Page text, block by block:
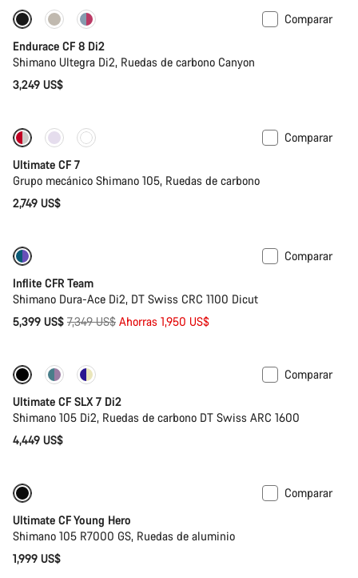
Comparar
Endurace CF 8 Di2
Shimano Ultegra Di2, Ruedas de carbono Canyon
3,249 US$
Comparar
Ultimate CF 7
Grupo mecánico Shimano 105, Ruedas de carbono
2,749 US$
Comparar
Inflite CFR Team
Shimano Dura-Ace Di2, DT Swiss CRC 1100 Dicut
5,399 US$ Precio
7,349 US$ Ahorras 1,950 US$
Comparar
Ultimate CF SLX 7 Di2
Shimano 105 Di2, Ruedas de carbono DT Swiss ARC 1600
4,449 US$
Comparar
Ultimate CF Young Hero
Shimano 105 R7000 GS, Ruedas de aluminio
1,999 US$